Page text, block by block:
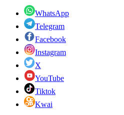
WhatsApp
Telegram
Facebook
Instagram
X
YouTube
Tiktok
Kwai